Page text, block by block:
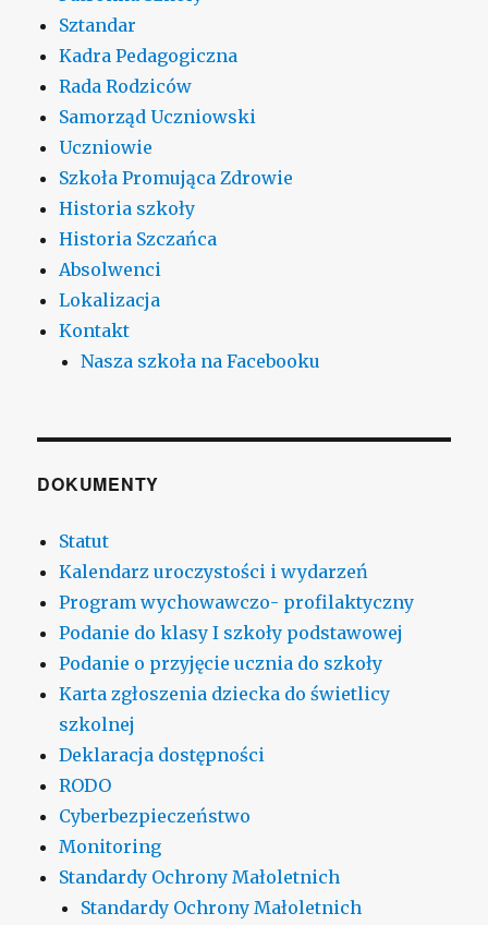
Sztandar
Kadra Pedagogiczna
Rada Rodziców
Samorząd Uczniowski
Uczniowie
Szkoła Promująca Zdrowie
Historia szkoły
Historia Szczańca
Absolwenci
Lokalizacja
Kontakt
Nasza szkoła na Facebooku
DOKUMENTY
Statut
Kalendarz uroczystości i wydarzeń
Program wychowawczo- profilaktyczny
Podanie do klasy I szkoły podstawowej
Podanie o przyjęcie ucznia do szkoły
Karta zgłoszenia dziecka do świetlicy
szkolnej
Deklaracja dostępności
RODO
Cyberbezpieczeństwo
Monitoring
Standardy Ochrony Małoletnich
Standardy Ochrony Małoletnich